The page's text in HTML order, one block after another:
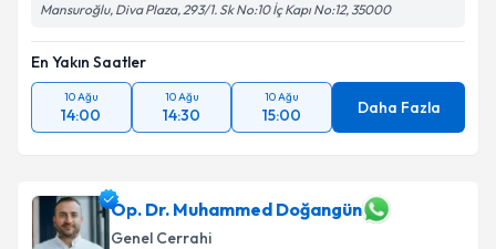
kapsamda işlenmesini kabul ediyorum.
Takvim Talebini Gönder
Mansuroğlu, Diva Plaza, 293/1. Sk No:10 İç Kapı No:12, 35000
En Yakın Saatler
10 Ağu
14:00
10 Ağu
14:30
10 Ağu
15:00 Daha Fazla
Op. Dr. Muhammed Doğangün
Genel Cerrahi